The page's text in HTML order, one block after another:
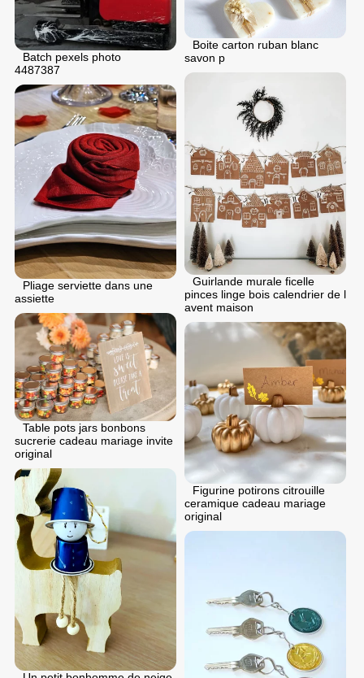
Batch pexels photo
4487387
Boite carton ruban blanc
savon p
Guirlande murale ficelle
pinces linge bois calendrier de l
avent maison
Pliage serviette dans une
assiette
Table pots jars bonbons
sucrerie cadeau mariage invite
original
Figurine potirons citrouille
ceramique cadeau mariage
original